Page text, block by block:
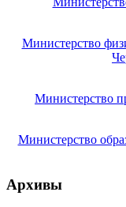
Министерство
Министерство
Министерство
Архивы